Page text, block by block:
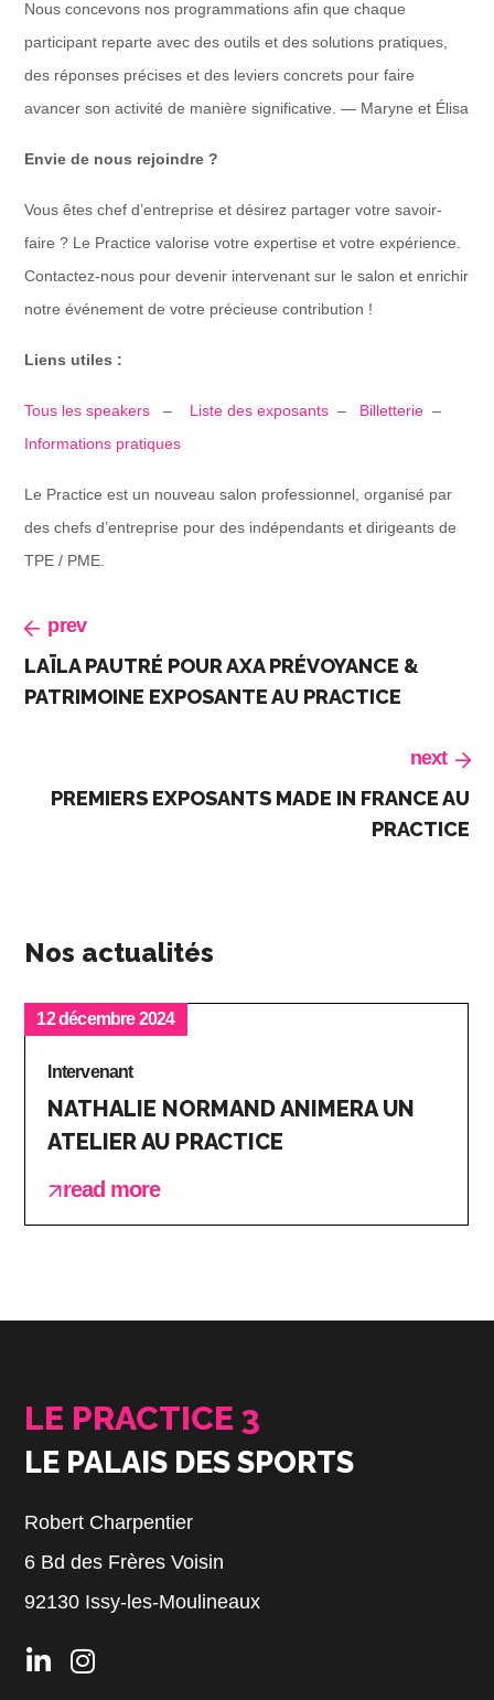
Nous concevons nos programmations afin que chaque
participant reparte avec des outils et des solutions pratiques,
des réponses précises et des leviers concrets pour faire
avancer son activité de manière significative. — Maryne et Élisa
Envie de nous rejoindre ?
Vous êtes chef d’entreprise et désirez partager votre savoir-
faire ? Le Practice valorise votre expertise et votre expérience.
Contactez-nous pour devenir intervenant sur le salon et enrichir
notre événement de votre précieuse contribution !
Liens utiles :
Tous les speakers – Liste des exposants – Billetterie –
Informations pratiques
Le Practice est un nouveau salon professionnel, organisé par
des chefs d’entreprise pour des indépendants et dirigeants de
TPE / PME.
prev
LAÏLA PAUTRÉ POUR AXA PRÉVOYANCE &
PATRIMOINE EXPOSANTE AU PRACTICE
next
PREMIERS EXPOSANTS MADE IN FRANCE AU
PRACTICE
Nos actualités
12 décembre 2024
Intervenant
NATHALIE NORMAND ANIMERA UN
ATELIER AU PRACTICE
read more
LE PRACTICE 3
LE PALAIS DES SPORTS
Robert Charpentier
6 Bd des Frères Voisin
92130 Issy-les-Moulineaux